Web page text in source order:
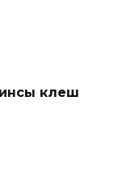
клеш